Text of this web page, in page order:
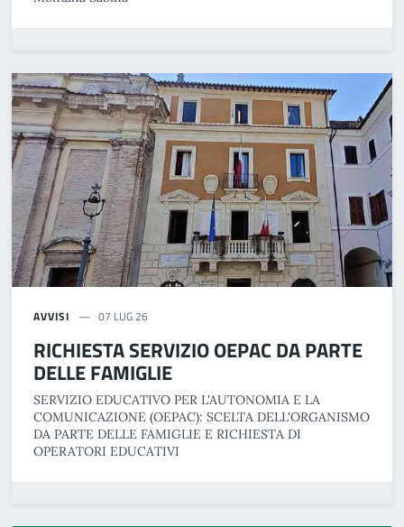
AVVISI 07 LUG 26
RICHIESTA SERVIZIO OEPAC DA PARTE
DELLE FAMIGLIE
SERVIZIO EDUCATIVO PER L'AUTONOMIA E LA
COMUNICAZIONE (OEPAC): SCELTA DELL'ORGANISMO
DA PARTE DELLE FAMIGLIE E RICHIESTA DI
OPERATORI EDUCATIVI